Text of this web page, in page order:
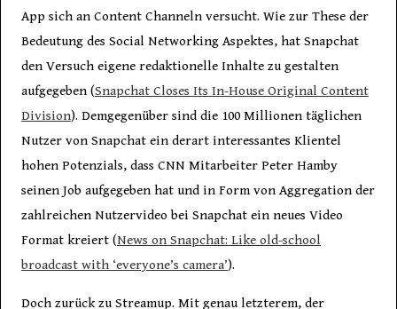
App sich an Content Channeln versucht. Wie zur These der
Bedeutung des Social Networking Aspektes, hat Snapchat
den Versuch eigene redaktionelle Inhalte zu gestalten
aufgegeben (Snapchat Closes Its In-House Original Content
Division). Demgegenüber sind die 100 Millionen täglichen
Nutzer von Snapchat ein derart interessantes Klientel
hohen Potenzials, dass CNN Mitarbeiter Peter Hamby
seinen Job aufgegeben hat und in Form von Aggregation der
zahlreichen Nutzervideo bei Snapchat ein neues Video
Format kreiert (News on Snapchat: Like old-school
broadcast with ‘everyone’s camera’).
Doch zurück zu Streamup. Mit genau letzterem, der